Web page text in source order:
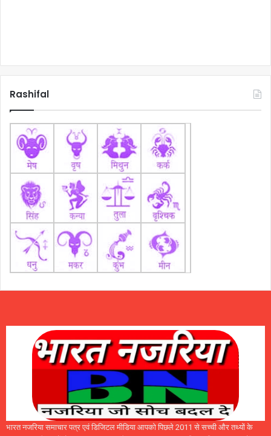
Rashifal
भारत नजरिया समाचार पत्र एवं डिजिटल मीडिया आपको पिछले 2011 से सच्ची और तथ्यों के